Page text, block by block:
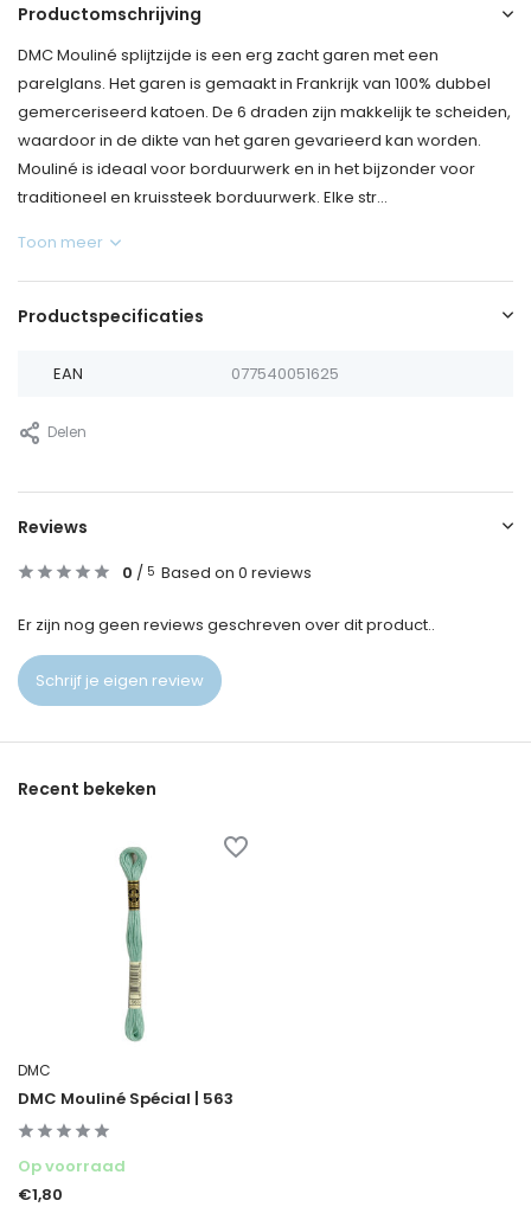
Productomschrijving
DMC Mouliné splijtzijde is een erg zacht garen met een
parelglans. Het garen is gemaakt in Frankrijk van 100% dubbel
gemerceriseerd katoen. De 6 draden zijn makkelijk te scheiden,
waardoor in de dikte van het garen gevarieerd kan worden.
Mouliné is ideaal voor borduurwerk en in het bijzonder voor
traditioneel en kruissteek borduurwerk. Elke str...
Toon meer
Productspecificaties
EAN 077540051625
Delen
Reviews
0 / 5 Based on 0 reviews
Er zijn nog geen reviews geschreven over dit product..
Schrijf je eigen review
Recent bekeken
DMC
DMC Mouliné Spécial | 563
Op voorraad
€1,80